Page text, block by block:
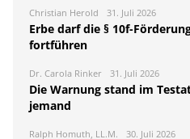
Christian Herold 31. Juli 2026
Erbe darf die § 10f-
fortführen
Dr. Carola Rinker 31. Juli 2026
Die Warnung stand im
jemand
Ralph Homuth, LL.M. 30. Juli 2026